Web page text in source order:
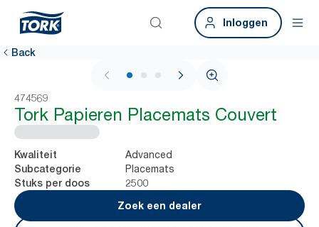
Inloggen
Back
1 / 3
474569
Tork Papieren Placemats Couvert
Kwaliteit Advanced
Subcategorie Placemats
Stuks per doos
2500
Zoek een dealer